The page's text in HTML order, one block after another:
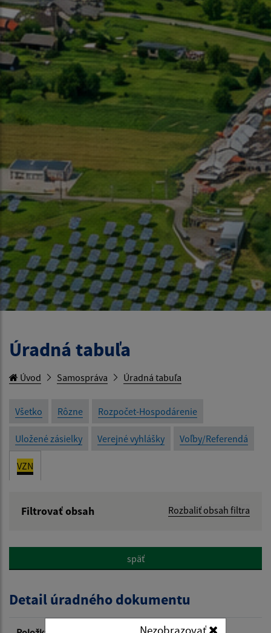
Nezobrazovať
Úradná tabuľa
Úvod Samospráva Úradná tabuľa
Všetko Rôzne Rozpočet-Hospodárenie
Uložené zásielky Verejné vyhlášky Voľby/Referendá
VZN
Filtrovať obsah Rozbaliť obsah filtra
Popis:
Dátum zverejnenia od:
späť
Detail úradného dokumentu